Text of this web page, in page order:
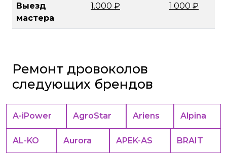
Выезд
мастера
1.000 ₽ 1.000 ₽
Ремонт дровоколов
следующих брендов
A-iPower AgroStar Ariens Alpina
AL-KO Aurora APEK-АS BRAIT